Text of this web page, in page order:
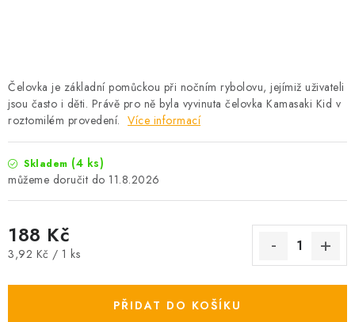
Stojany a signalizátory
Lov s lodí
Čelovka je základní pomůckou při nočním rybolovu, jejímiž uživateli
jsou často i děti. Právě pro ně byla vyvinuta čelovka Kamasaki Kid v
roztomilém provedení. Více informací
Skladem (4 ks)
11.8.2026
188 Kč
Měrná cena:
3,92 Kč / 1 ks
PŘIDAT DO KOŠÍKU